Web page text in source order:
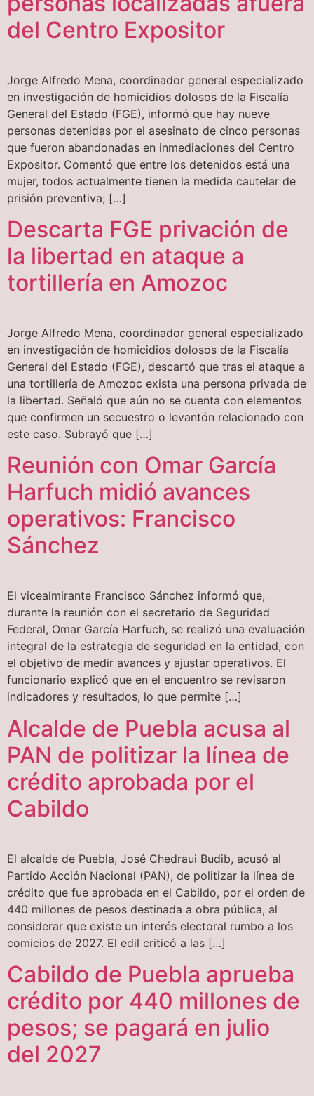
del Centro Expositor
Jorge Alfredo Mena, coordinador general especializado
en investigación de homicidios dolosos de la Fiscalía
General del Estado (FGE), informó que hay nueve
personas detenidas por el asesinato de cinco personas
que fueron abandonadas en inmediaciones del Centro
Expositor. Comentó que entre los detenidos está una
mujer, todos actualmente tienen la medida cautelar de
prisión preventiva; […]
Descarta FGE privación de
la libertad en ataque a
tortillería en Amozoc
Jorge Alfredo Mena, coordinador general especializado
en investigación de homicidios dolosos de la Fiscalía
General del Estado (FGE), descartó que tras el ataque a
una tortillería de Amozoc exista una persona privada de
la libertad. Señaló que aún no se cuenta con elementos
que confirmen un secuestro o levantón relacionado con
este caso. Subrayó que […]
Reunión con Omar García
Harfuch midió avances
operativos: Francisco
Sánchez
El vicealmirante Francisco Sánchez informó que,
durante la reunión con el secretario de Seguridad
Federal, Omar García Harfuch, se realizó una evaluación
integral de la estrategia de seguridad en la entidad, con
el objetivo de medir avances y ajustar operativos. El
funcionario explicó que en el encuentro se revisaron
indicadores y resultados, lo que permite […]
Alcalde de Puebla acusa al
PAN de politizar la línea de
crédito aprobada por el
Cabildo
El alcalde de Puebla, José Chedraui Budib, acusó al
Partido Acción Nacional (PAN), de politizar la línea de
crédito que fue aprobada en el Cabildo, por el orden de
440 millones de pesos destinada a obra pública, al
considerar que existe un interés electoral rumbo a los
comicios de 2027. El edil criticó a las […]
Cabildo de Puebla aprueba
crédito por 440 millones de
pesos; se pagará en julio
del 2027